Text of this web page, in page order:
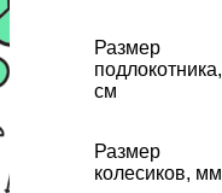
Размер
подлокотника,
см
Размер
колесиков, мм